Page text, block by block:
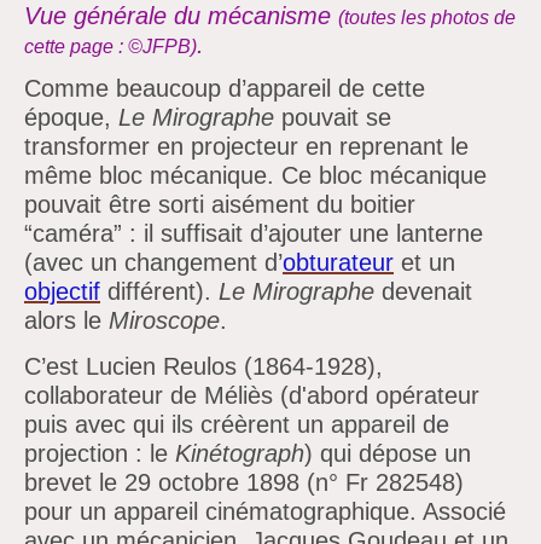
Vue générale du mécanisme (toutes les photos de
cette page : ©JFPB).
Comme beaucoup d’appareil de cette
époque, Le Mirographe pouvait se
transformer en projecteur en reprenant le
même bloc mécanique. Ce bloc mécanique
pouvait être sorti aisément du boitier
“caméra” : il suffisait d’ajouter une lanterne
(avec un changement d’obturateur et un
objectif différent). Le Mirographe devenait
alors le Miroscope.
C’est Lucien Reulos (1864-1928),
collaborateur de Méliès (d'abord opérateur
puis avec qui ils créèrent un appareil de
projection : le Kinétograph) qui dépose un
brevet le 29 octobre 1898 (n° Fr 282548)
pour un appareil cinématographique. Associé